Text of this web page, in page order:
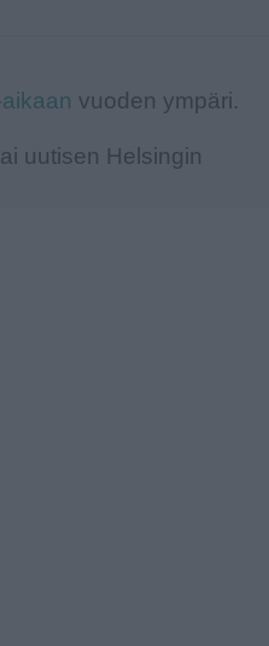
vuoden ympäri.
uutisen Helsingin